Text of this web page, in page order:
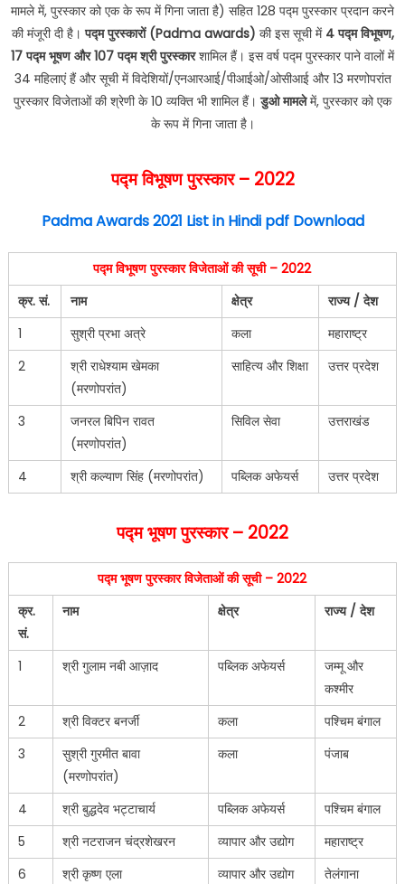
मामले में, पुरस्कार को एक के रूप में गिना जाता है) सहित 128 पद्म पुरस्कार प्रदान करने
की मंजूरी दी है।पद्म पुरस्कारों (Padma awards) की इस सूची में 4 पद्म विभूषण,
17 पद्म भूषण और 107 पद्म श्री पुरस्कारशामिल हैं। इस वर्ष पद्म पुरस्कार पाने वालों में
34 महिलाएं हैं और सूची में विदेशियों/एनआरआई/पीआईओ/ओसीआई और 13 मरणोपरांत
पुरस्कार विजेताओं की श्रेणी के 10 व्यक्ति भी शामिल हैं।डुओ मामलेमें, पुरस्कार को एक
के रूप में गिना जाता है।
पद्म विभूषणपुरस्कार – 2022
Padma Awards 2021 List in Hindi pdf Download
पद्म विभूषण पुरस्कार विजेताओं की सूची – 2022
क्र. सं.
नाम क्षेत्र
राज्य / देश
1
सुश्री प्रभा अत्रे कला
महाराष्ट्र
2
श्री राधेश्याम खेमका
(मरणोपरांत)
साहित्य और शिक्षा उत्तर प्रदेश
3
जनरल बिपिन रावत
(मरणोपरांत)
सिविल सेवा उत्तराखंड
4 श्री कल्याण सिंह (मरणोपरांत) पब्लिक अफेयर्स उत्तर प्रदेश
पद्मभूषणपुरस्कार – 2022
पद्म भूषण पुरस्कार विजेताओं की सूची – 2022
क्र.
सं.
नाम क्षेत्र राज्य / देश
1 श्री गुलाम नबी आज़ाद पब्लिक अफेयर्स
जम्मू और
कश्मीर
2
श्री विक्टर बनर्जी कला
पश्चिम बंगाल
3
सुश्री गुरमीत बावा
(मरणोपरांत)
कला पंजाब
4 श्री बुद्धदेव भट्टाचार्य पब्लिक अफेयर्स
पश्चिम बंगाल
5
श्री नटराजन चंद्रशेखरन व्यापार और उद्योग
महाराष्ट्र
6
श्री कृष्ण एला
व्यापार और उद्योग तेलंगाना